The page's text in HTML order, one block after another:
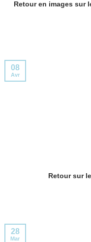
Retour en images sur
Retour sur
08
Avr
28
Mar